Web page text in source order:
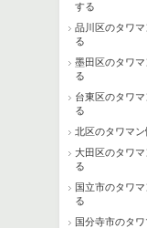
する
品川区のタワ
る
墨田区のタワ
る
台東区のタワ
る
北区のタワマ
大田区のタワ
る
国立市のタワ
る
国分寺市のタ